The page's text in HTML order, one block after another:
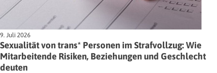
9. Juli 2026
Sexualität von trans* Personen im Strafvollzug: Wie
Mitarbeitende Risiken, Beziehungen und Geschlecht
deuten